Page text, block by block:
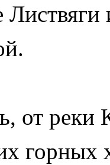
от
горных